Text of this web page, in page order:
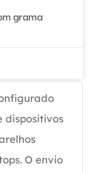
grama
dispositivos
O envio